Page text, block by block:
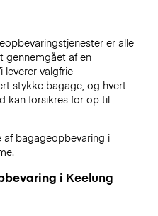
er alle
gennemgået af en
leverer valgfrie
stykke bagage, og hvert
kan forsikres for op til
af bagageopbevaring i
i Keelung